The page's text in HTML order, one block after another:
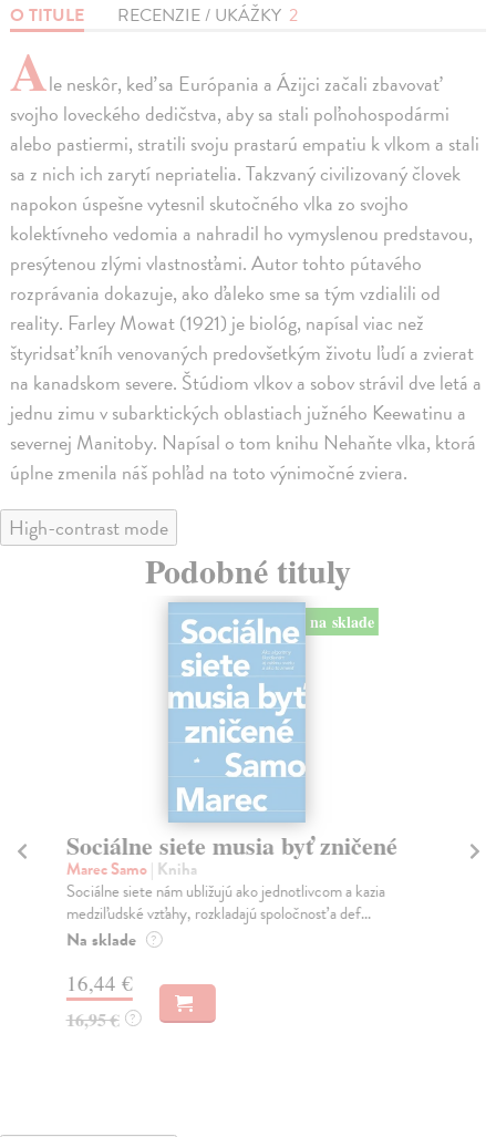
O TITULE RECENZIE / UKÁŽKY 2
Ale neskôr, keď sa Európania a Ázijci začali zbavovať
svojho loveckého dedičstva, aby sa stali poľnohospodármi
alebo pastiermi, stratili svoju prastarú empatiu k vlkom a stali
sa z nich ich zarytí nepriatelia. Takzvaný civilizovaný človek
napokon úspešne vytesnil skutočného vlka zo svojho
kolektívneho vedomia a nahradil ho vymyslenou predstavou,
presýtenou zlými vlastnosťami. Autor tohto pútavého
rozprávania dokazuje, ako ďaleko sme sa tým vzdialili od
reality. Farley Mowat (1921) je biológ, napísal viac než
štyridsať kníh venovaných predovšetkým životu ľudí a zvierat
na kanadskom severe. Štúdiom vlkov a sobov strávil dve letá a
jednu zimu v subarktických oblastiach južného Keewatinu a
severnej Manitoby. Napísal o tom knihu Nehaňte vlka, ktorá
úplne zmenila náš pohľad na toto výnimočné zviera.
High-contrast mode
Podobné tituly
na sklade
Sociálne siete musia byť zničené
Marec Samo| Kniha
Sociálne siete nám ubližujú ako jednotlivcom a kazia
medziľudské vzťahy, rozkladajú spoločnosť a def...
Na sklade ?
16,44 €
16,95 € ?